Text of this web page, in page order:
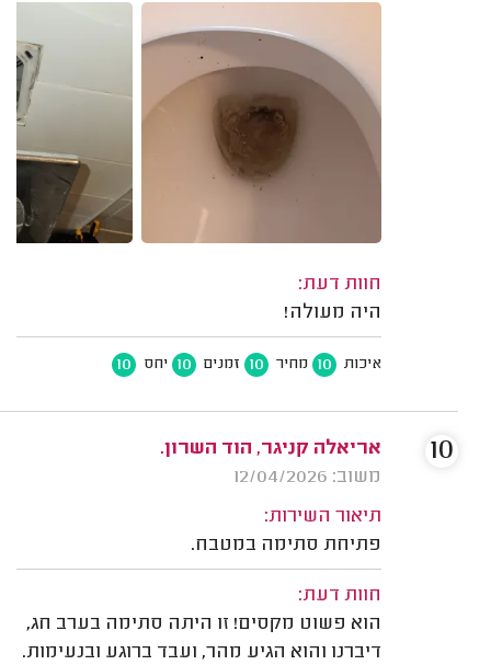
חוות דעת:
היה מעולה!
איכות 10 מחיר 10 זמנים 10 יחס 10
אריאלה קניגר, הוד השרון.
משוב: 12/04/2026
תיאור השירות:
פתיחת סתימה במטבח.
חוות דעת:
הוא פשוט מקסים! זו היתה סתימה בערב חג,
דיברנו והוא הגיע מהר, ועבד ברוגע ובנעימות.
10